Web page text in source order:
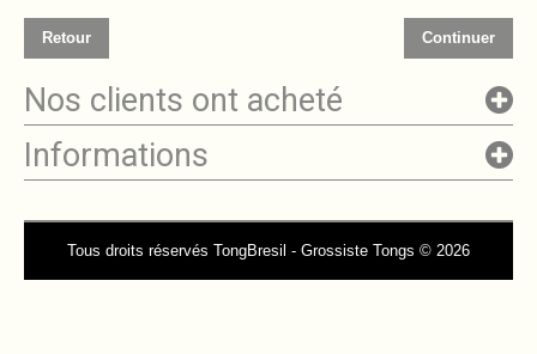
Retour Continuer
Nos clients ont acheté
Informations
Tous droits réservés TongBresil - Grossiste Tongs © 2026